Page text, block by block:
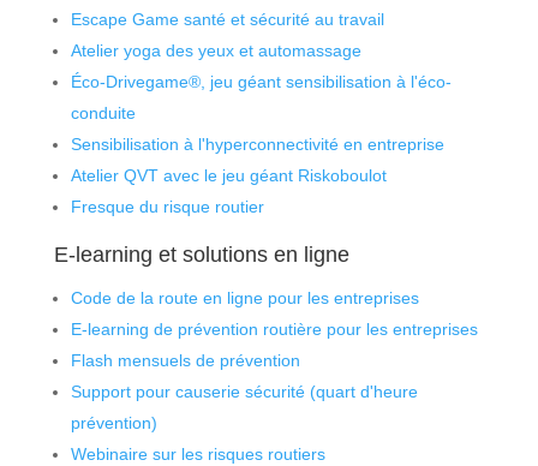
Escape Game santé et sécurité au travail
Atelier yoga des yeux et automassage
Éco-Drivegame®, jeu géant sensibilisation à l'éco-
conduite
Sensibilisation à l'hyperconnectivité en entreprise
Atelier QVT avec le jeu géant Riskoboulot
Fresque du risque routier
E-learning et solutions en ligne
Code de la route en ligne pour les entreprises
E-learning de prévention routière pour les entreprises
Flash mensuels de prévention
Support pour causerie sécurité (quart d'heure
prévention)
Webinaire sur les risques routiers